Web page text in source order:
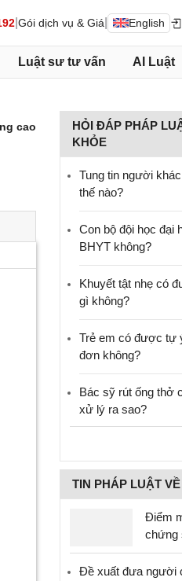
Gói dịch vụ & Giá English
Luật sư tư vấn AI Luật
cao
HỎI ĐÁP PHÁP
KHỎE
Tung tin người
thế nào?
Con bộ đội học đại
BHYT không?
Khuyết tật nhẹ có
gì không?
Trẻ em có được tự
đơn không?
Bác sỹ rút ống thở
xử lý ra sao?
TIN PHÁP LUẬT
Điểm
chứng
Đề xuất đưa người